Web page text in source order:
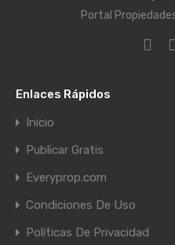
Portal
Enlaces Rápidos
Inicio
Publicar Gratis
Everyprop.com
Condiciones De Uso
Políticas De Privacidad